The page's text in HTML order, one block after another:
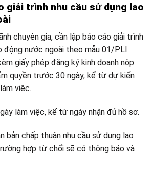
giải trình nhu cầu sử dụng lao
chuyên gia, cần lập báo cáo giải trình
động nước ngoài theo mẫu 01/PLI
giấy phép đăng ký kinh doanh nộp
quyền trước 30 ngày, kể từ dự kiến
việc.
làm việc, kể từ ngày nhận đủ hồ sơ.
bản chấp thuận nhu cầu sử dụng lao
hợp từ chối sẽ có thông báo và